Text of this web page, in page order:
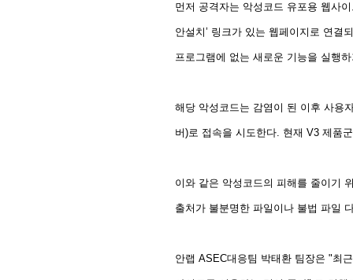
먼저 공격자는 악성코드 유포용 웹사
안설치’ 링크가 있는 웹페이지로 연결
프로그램에 없는 새로운 기능을 실행
해당 악성코드는 감염이 된 이후 사용
버)로 접속을 시도한다. 현재 V3 제품
이와 같은 악성코드의 피해를 줄이기
출처가 불분명한 파일이나 불법 파일
안랩 ASEC대응팀 박태환 팀장은 "최